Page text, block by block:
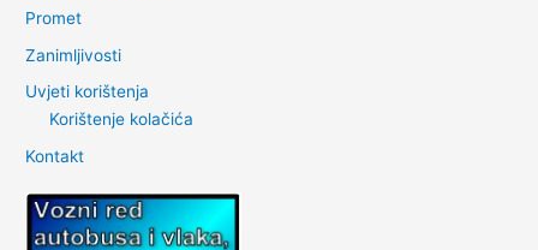
Promet
Zanimljivosti
Uvjeti korištenja
Korištenje kolačića
Kontakt